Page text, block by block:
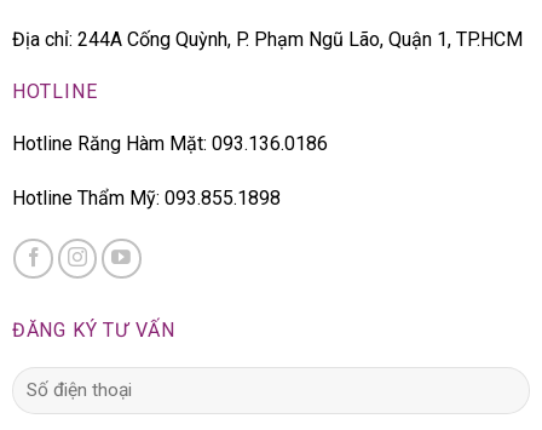
Địa chỉ: 244A Cống Quỳnh, P. Phạm Ngũ Lão, Quận 1, TP.HCM
HOTLINE
Hotline Răng Hàm Mặt: 093.136.0186
Hotline Thẩm Mỹ: 093.855.1898
ĐĂNG KÝ TƯ VẤN